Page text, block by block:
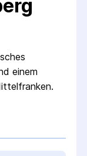
einem